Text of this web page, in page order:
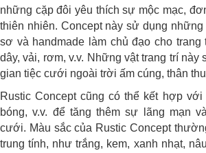
những cặp đôi yêu thích sự mộc mạc,
thiên nhiên. Concept này sử dụng
sơ và handmade làm chủ đạo cho
dây, vải, rơm, v.v. Những vật trang trí này
gian tiệc cưới ngoài trời ấm cúng, thân
Rustic Concept cũng có thể kết hợp với
bóng, v.v. để tăng thêm sự lãng mạn
cưới. Màu sắc của Rustic Concept
trung tính, như trắng, kem, xanh nhạt,